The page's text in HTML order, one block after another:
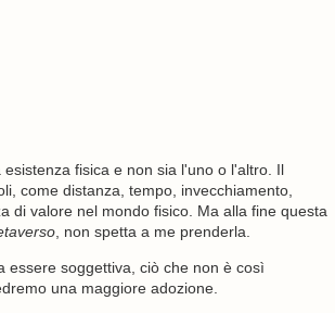
fisica e non sia l'uno o l'altro. Il
come distanza, tempo, invecchiamento,
di valore nel mondo fisico. Ma alla fine questa
, non spetta a me prenderla.
essere soggettiva, ciò che non è così
una maggiore adozione.